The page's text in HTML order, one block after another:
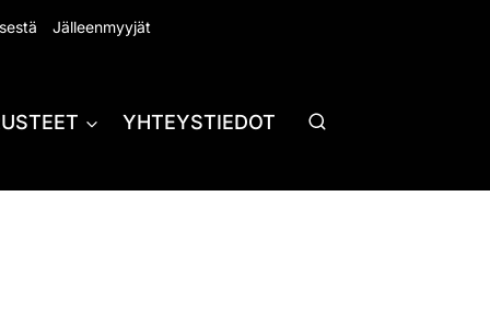
Jälleenmyyjät
YHTEYSTIEDOT